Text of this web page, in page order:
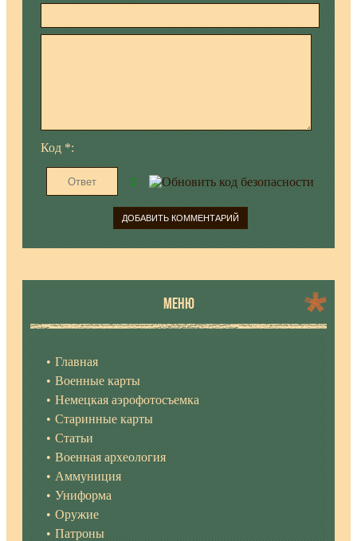
Код *:
МЕНЮ
Главная
Военные карты
Немецкая аэрофотосъемка
Старинные карты
Статьи
Военная археология
Аммуниция
Униформа
Оружие
Патроны